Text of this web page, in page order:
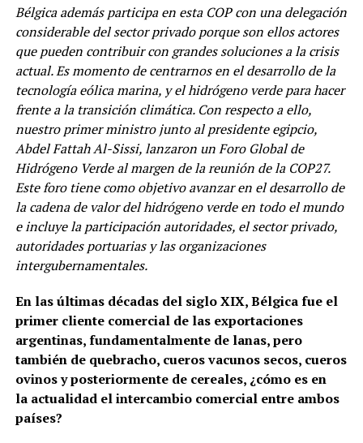
Bélgica además participa en esta COP con una delegación
considerable del sector privado porque son ellos actores
que pueden contribuir con grandes soluciones a la crisis
actual. Es momento de centrarnos en el desarrollo de la
tecnología eólica marina, y el hidrógeno verde para hacer
frente a la transición climática. Con respecto a ello,
nuestro primer ministro junto al presidente egipcio,
Abdel Fattah Al-Sissi, lanzaron un Foro Global de
Hidrógeno Verde al margen de la reunión de la COP27.
Este foro tiene como objetivo avanzar en el desarrollo de
la cadena de valor del hidrógeno verde en todo el mundo
e incluye la participación autoridades, el sector privado,
autoridades portuarias y las organizaciones
intergubernamentales.
En las últimas décadas del siglo XIX, Bélgica fue el
primer cliente comercial de las exportaciones
argentinas, fundamentalmente de lanas, pero
también de quebracho, cueros vacunos secos, cueros
ovinos y posteriormente de cereales, ¿cómo es en
la actualidad el intercambio comercial entre ambos
países?